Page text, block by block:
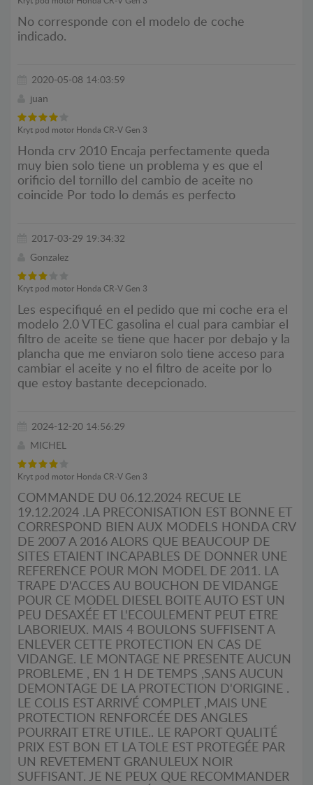
No corresponde con el modelo de coche
indicado.
2020-05-08 14:03:59
juan
Kryt pod motor Honda CR-V Gen 3
Honda crv 2010 Encaja perfectamente queda
muy bien solo tiene un problema y es que el
orificio del tornillo del cambio de aceite no
coincide Por todo lo demás es perfecto
2017-03-29 19:34:32
Gonzalez
Kryt pod motor Honda CR-V Gen 3
Les especifiqué en el pedido que mi coche era el
modelo 2.0 VTEC gasolina el cual para cambiar el
filtro de aceite se tiene que hacer por debajo y la
plancha que me enviaron solo tiene acceso para
cambiar el aceite y no el filtro de aceite por lo
que estoy bastante decepcionado.
2024-12-20 14:56:29
MICHEL
Kryt pod motor Honda CR-V Gen 3
COMMANDE DU 06.12.2024 RECUE LE
19.12.2024 .LA PRECONISATION EST BONNE ET
CORRESPOND BIEN AUX MODELS HONDA CRV
DE 2007 A 2016 ALORS QUE BEAUCOUP DE
SITES ETAIENT INCAPABLES DE DONNER UNE
REFERENCE POUR MON MODEL DE 2011. LA
TRAPE D'ACCES AU BOUCHON DE VIDANGE
POUR CE MODEL DIESEL BOITE AUTO EST UN
PEU DESAXÉE ET L'ECOULEMENT PEUT ETRE
LABORIEUX. MAIS 4 BOULONS SUFFISENT A
ENLEVER CETTE PROTECTION EN CAS DE
VIDANGE. LE MONTAGE NE PRESENTE AUCUN
PROBLEME , EN 1 H DE TEMPS ,SANS AUCUN
DEMONTAGE DE LA PROTECTION D'ORIGINE .
LE COLIS EST ARRIVÉ COMPLET ,MAIS UNE
PROTECTION RENFORCÉE DES ANGLES
POURRAIT ETRE UTILE.. LE RAPORT QUALITÉ
PRIX EST BON ET LA TOLE EST PROTEGÉE PAR
UN REVETEMENT GRANULEUX NOIR
SUFFISANT. JE NE PEUX QUE RECOMMANDER